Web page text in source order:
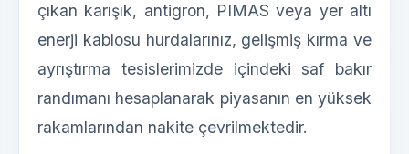
çıkan karışık, antigron, PIMAS veya yer altı
enerji kablosu hurdalarınız, gelişmiş kırma ve
ayrıştırma tesislerimizde içindeki saf bakır
randımanı hesaplanarak piyasanın en yüksek
rakamlarından nakite çevrilmektedir.